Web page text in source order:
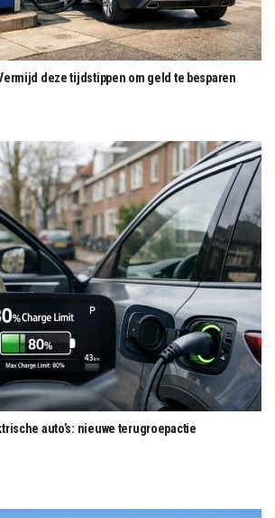
deze tijdstippen om geld te besparen
auto’s: nieuwe terugroepactie